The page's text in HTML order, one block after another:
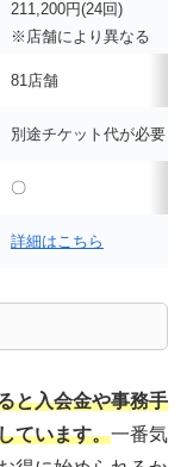
211,200円(24回)
※店舗により異なる
81店舗
別途チケット代が必要
〇
詳細はこちら
と入会金や事務手
ています。一番気